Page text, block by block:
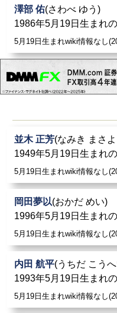
澤部 佑(さわべ ゆう)
1986年5月19日生まれ
5月19日生まれwiki情報なし
並木 正芳(なみき まさ
1949年5月19日生まれ
5月19日生まれwiki情報なし
岡田夢以(おかだ めい)
1996年5月19日生まれ
5月19日生まれwiki情報なし
内田 航平(うちだ こう
1993年5月19日生まれ
5月19日生まれwiki情報なし